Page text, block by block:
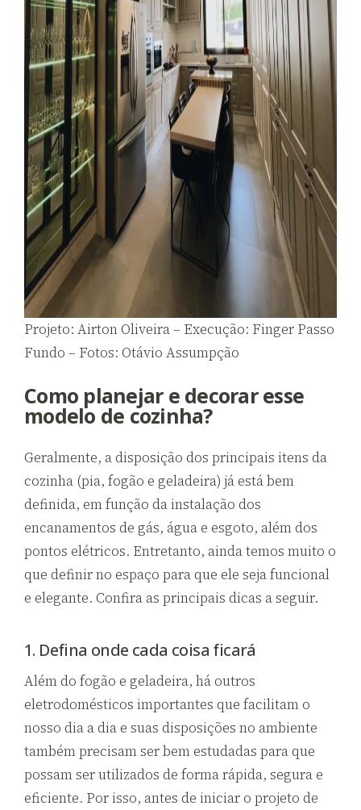
Projeto: Airton Oliveira – Execução: Finger Passo
Fundo – Fotos: Otávio Assumpção
Como planejar e decorar esse
modelo de cozinha?
Geralmente, a disposição dos principais itens da
cozinha (pia, fogão e geladeira) já está bem
definida, em função da instalação dos
encanamentos de gás, água e esgoto, além dos
pontos elétricos. Entretanto, ainda temos muito o
que definir no espaço para que ele seja funcional
e elegante. Confira as principais dicas a seguir.
1. Defina onde cada coisa ficará
Além do fogão e geladeira, há outros
eletrodomésticos importantes que facilitam o
nosso dia a dia e suas disposições no ambiente
também precisam ser bem estudadas para que
possam ser utilizados de forma rápida, segura e
eficiente. Por isso, antes de iniciar o projeto de